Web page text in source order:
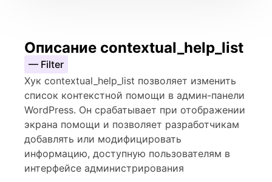
Описание contextual_help_list
— Filter
Хук contextual_help_list позволяет изменить
список контекстной помощи в админ-панели
WordPress. Он срабатывает при отображении
экрана помощи и позволяет разработчикам
добавлять или модифицировать
информацию, доступную пользователям в
интерфейсе администрирования